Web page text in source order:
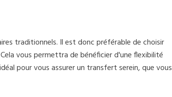
traditionnels. Il est donc préférable de choisir
vous permettra de bénéficier d'une flexibilité
pour vous assurer un transfert serein, que vous